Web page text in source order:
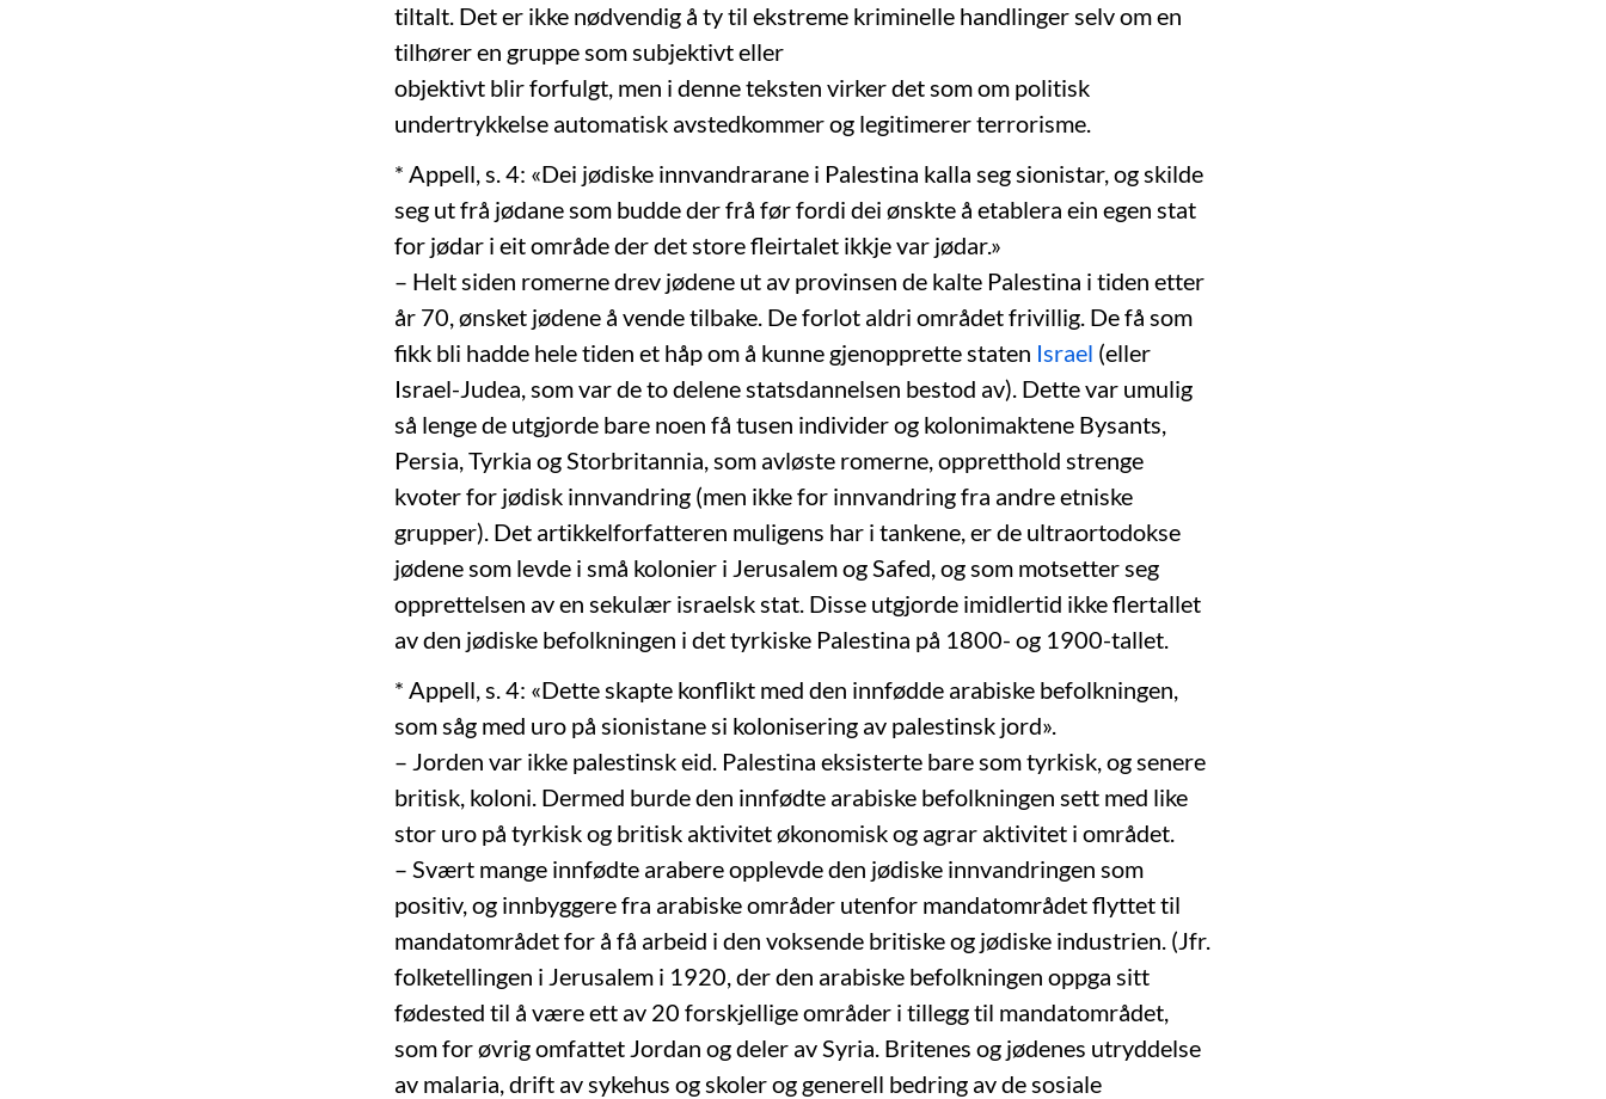
tiltalt. Det er ikke nødvendig å ty til ekstreme kriminelle handlinger selv om en
tilhører en gruppe som subjektivt eller
objektivt blir forfulgt, men i denne teksten virker det som om politisk
undertrykkelse automatisk avstedkommer og legitimerer terrorisme.
* Appell, s. 4: «Dei jødiske innvandrarane i Palestina kalla seg sionistar, og skilde
seg ut frå jødane som budde der frå før fordi dei ønskte å etablera ein egen stat
for jødar i eit område der det store fleirtalet ikkje var jødar.»
– Helt siden romerne drev jødene ut av provinsen de kalte Palestina i tiden etter
år 70, ønsket jødene å vende tilbake. De forlot aldri området frivillig. De få som
fikk bli hadde hele tiden et håp om å kunne gjenopprette staten Israel (eller
Israel-Judea, som var de to delene statsdannelsen bestod av). Dette var umulig
så lenge de utgjorde bare noen få tusen individer og kolonimaktene Bysants,
Persia, Tyrkia og Storbritannia, som avløste romerne, oppretthold strenge
kvoter for jødisk innvandring (men ikke for innvandring fra andre etniske
grupper). Det artikkelforfatteren muligens har i tankene, er de ultraortodokse
jødene som levde i små kolonier i Jerusalem og Safed, og som motsetter seg
opprettelsen av en sekulær israelsk stat. Disse utgjorde imidlertid ikke flertallet
av den jødiske befolkningen i det tyrkiske Palestina på 1800- og 1900-tallet.
* Appell, s. 4: «Dette skapte konflikt med den innfødde arabiske befolkningen,
som såg med uro på sionistane si kolonisering av palestinsk jord».
– Jorden var ikke palestinsk eid. Palestina eksisterte bare som tyrkisk, og senere
britisk, koloni. Dermed burde den innfødte arabiske befolkningen sett med like
stor uro på tyrkisk og britisk aktivitet økonomisk og agrar aktivitet i området.
– Svært mange innfødte arabere opplevde den jødiske innvandringen som
positiv, og innbyggere fra arabiske områder utenfor mandatområdet flyttet til
mandatområdet for å få arbeid i den voksende britiske og jødiske industrien. (Jfr.
folketellingen i Jerusalem i 1920, der den arabiske befolkningen oppga sitt
fødested til å være ett av 20 forskjellige områder i tillegg til mandatområdet,
som for øvrig omfattet Jordan og deler av Syria. Britenes og jødenes utryddelse
av malaria, drift av sykehus og skoler og generell bedring av de sosiale